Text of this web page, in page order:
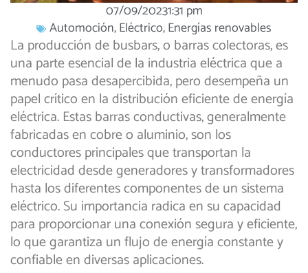
07/09/20231:31 pm
Automoción,Eléctrico,Energías renovables
La producción de busbars, o barras colectoras, es
una parte esencial de la industria eléctrica que a
menudo pasa desapercibida, pero desempeña un
papel crítico en la distribución eficiente de energía
eléctrica. Estas barras conductivas, generalmente
fabricadas en cobre o aluminio, son los
conductores principales que transportan la
electricidad desde generadores y transformadores
hasta los diferentes componentes de un sistema
eléctrico. Su importancia radica en su capacidad
para proporcionar una conexión segura y eficiente,
lo que garantiza un flujo de energía constante y
confiable en diversas aplicaciones.